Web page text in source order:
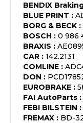
BENDIX
BLUE PRINT :
BORG & BECK :
BOSCH : 0 986
BRAXIS :
CAR : 142.2131
COMLINE :
DON :
EUROBRAKE :
FAI AutoParts :
FEBI BILSTEIN :
FREMAX : BD-